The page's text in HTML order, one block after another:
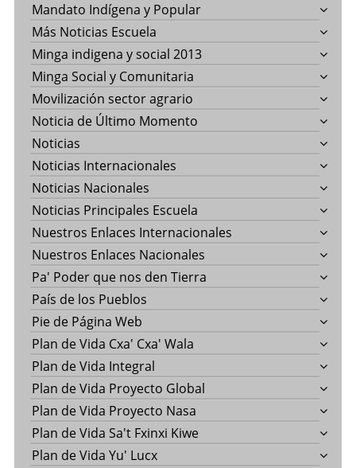
Mandato Indígena y Popular
Más Noticias Escuela
Minga indigena y social 2013
Minga Social y Comunitaria
Movilización sector agrario
Noticia de Último Momento
Noticias
Noticias Internacionales
Noticias Nacionales
Noticias Principales Escuela
Nuestros Enlaces Internacionales
Nuestros Enlaces Nacionales
Pa' Poder que nos den Tierra
País de los Pueblos
Pie de Página Web
Plan de Vida Cxa' Cxa' Wala
Plan de Vida Integral
Plan de Vida Proyecto Global
Plan de Vida Proyecto Nasa
Plan de Vida Sa't Fxinxi Kiwe
Plan de Vida Yu' Lucx